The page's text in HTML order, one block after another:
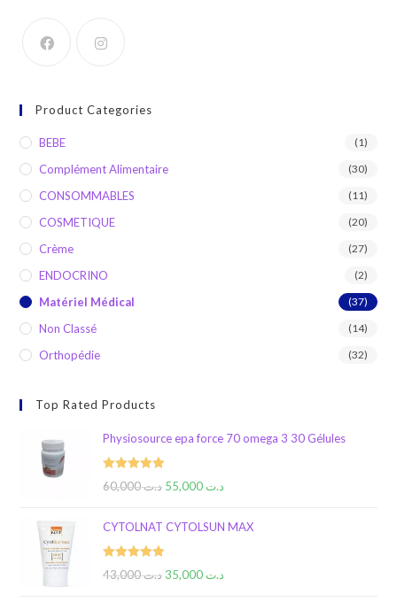
Product Categories
BEBE (1)
Complément Alimentaire (30)
CONSOMMABLES (11)
COSMETIQUE (20)
Crème (27)
ENDOCRINO (2)
Matériel Médical (37)
Non Classé (14)
Orthopédie (32)
Top Rated Products
Physiosource epa force 70 omega 3 30 Gélules
Rated 5.00د.ت60,000 د.ت
CYTOLNAT CYTOLSUN MAX
Rated 5.00د.ت43,000 د.ت